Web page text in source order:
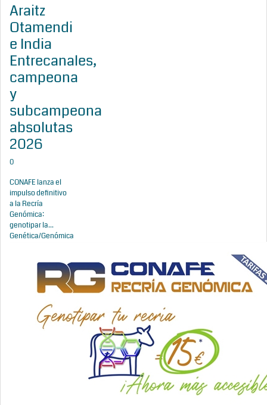
Araitz
Otamendi
e India
Entrecanales,
campeona
y
subcampeona
absolutas
2026
0
CONAFE lanza el
impulso definitivo
a la Recría
Genómica:
genotipar la...
Genética/Genómica